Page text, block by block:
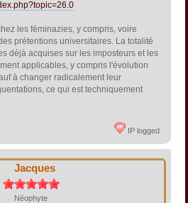
les féminazies, y compris, voire
prétentions universitaires. La totalité
déjà acquises sur les imposteurs et les
applicables, y compris l'évolution
à changer radicalement leur
ce qui est techniquement
IP logged
Jacques
Néophyte